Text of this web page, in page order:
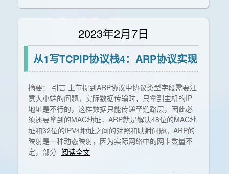
2023年2月7日
从1写TCPIP协议栈4：ARP协议实现
摘要： 引言 上节提到ARP协议中协议类型字段需要注
意大小端的问题。实际数据传输时，只拿到主机的IP
地址是不行的，这样数据只能传递至链路层，因此必
须还要拿到的MAC地址，ARP就是解决48位的MAC地
址和32位的IPV4地址之间的对照和映射问题。ARP的
映射是一种动态映射，因为实际网络中的网卡数量不
定，部分 阅读全文